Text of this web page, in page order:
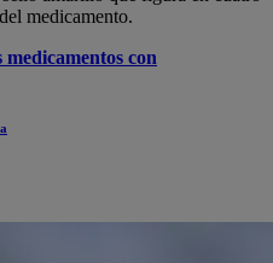
medicamento.
medicamentos con